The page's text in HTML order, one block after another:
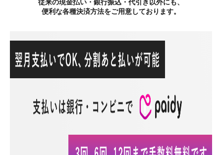
従来の現金払い・銀行振込・代引き以外にも、
便利な各種決済方法をご用意しております。